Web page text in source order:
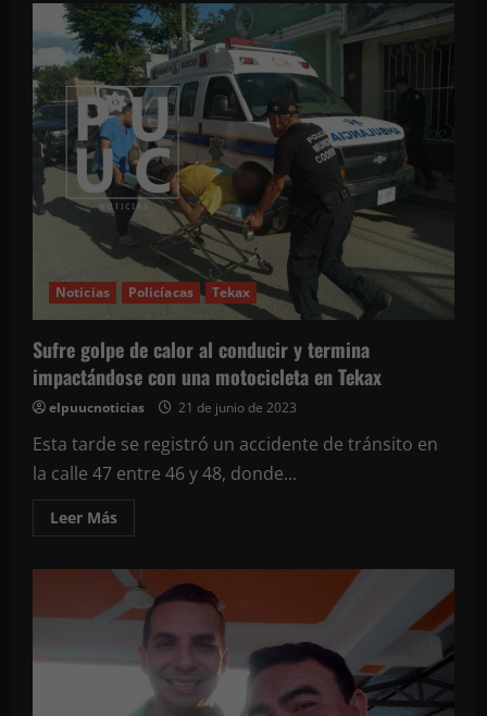
Ticul
se
consolida
como
una
sede
de
turismo
deportivo.
Anuncian
segunda
carrera
por
el
aniversario
de
La
Perla
del
Sur
Noticias Policíacas Tekax
Sufre golpe de calor al conducir y termina
impactándose con una motocicleta en Tekax
elpuucnoticias 21 de junio de 2023
Esta tarde se registró un accidente de tránsito en
la calle 47 entre 46 y 48, donde...
Leer MásLeer
más
Sufre
golpe
de
calor
conducir
y
termina
impactándose